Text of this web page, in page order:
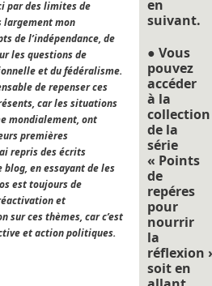
par des limites de
largement mon
de l’indépendance, de
les questions de
et du fédéralisme.
de repenser ces
car les situations
mondialement, ont
premières
repris des écrits
en essayant de les
est toujours de
et
sur ces thèmes, car c’est
et action politiques.
en
suivant.
● Vous
pouvez
accéder
à la
collection
de la
série
« Points
de
repéres
pour
nourrir
la
réflexion
soit en